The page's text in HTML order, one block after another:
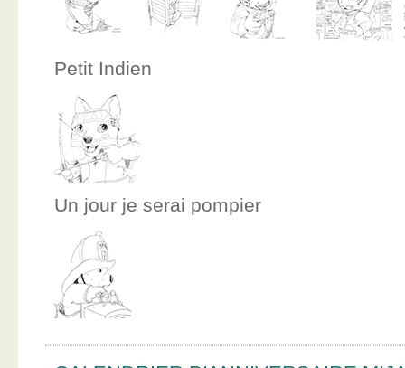
Petit Indien
Un jour je serai pompier